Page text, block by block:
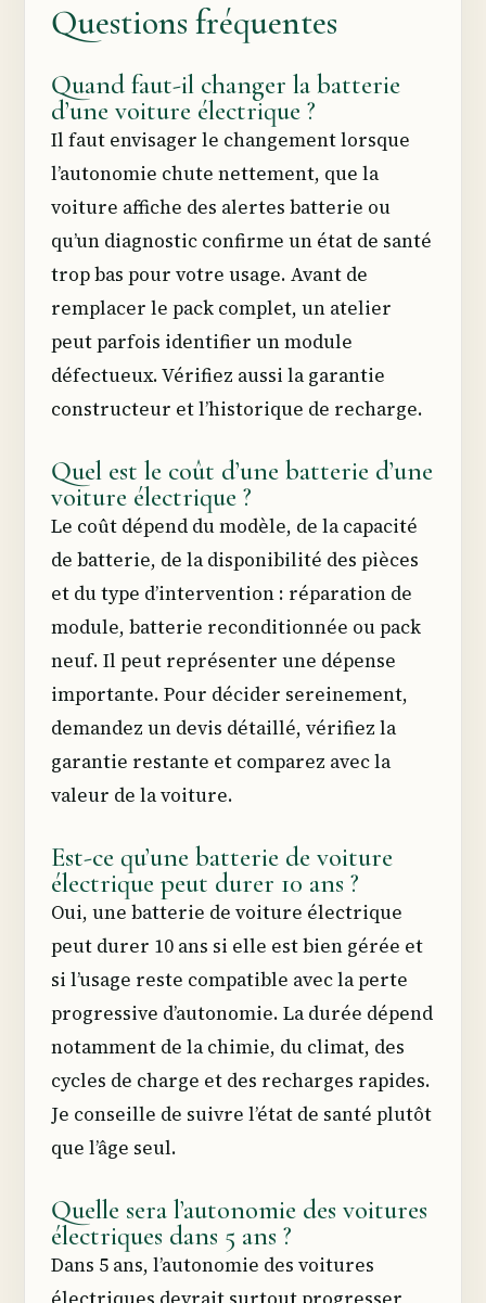
Questions fréquentes
Quand faut-il changer la batterie
d’une voiture électrique ?
Il faut envisager le changement lorsque
l’autonomie chute nettement, que la
voiture affiche des alertes batterie ou
qu’un diagnostic confirme un état de santé
trop bas pour votre usage. Avant de
remplacer le pack complet, un atelier
peut parfois identifier un module
défectueux. Vérifiez aussi la garantie
constructeur et l’historique de recharge.
Quel est le coût d’une batterie d’une
voiture électrique ?
Le coût dépend du modèle, de la capacité
de batterie, de la disponibilité des pièces
et du type d’intervention : réparation de
module, batterie reconditionnée ou pack
neuf. Il peut représenter une dépense
importante. Pour décider sereinement,
demandez un devis détaillé, vérifiez la
garantie restante et comparez avec la
valeur de la voiture.
Est-ce qu’une batterie de voiture
électrique peut durer 10 ans ?
Oui, une batterie de voiture électrique
peut durer 10 ans si elle est bien gérée et
si l’usage reste compatible avec la perte
progressive d’autonomie. La durée dépend
notamment de la chimie, du climat, des
cycles de charge et des recharges rapides.
Je conseille de suivre l’état de santé plutôt
que l’âge seul.
Quelle sera l’autonomie des voitures
électriques dans 5 ans ?
Dans 5 ans, l’autonomie des voitures